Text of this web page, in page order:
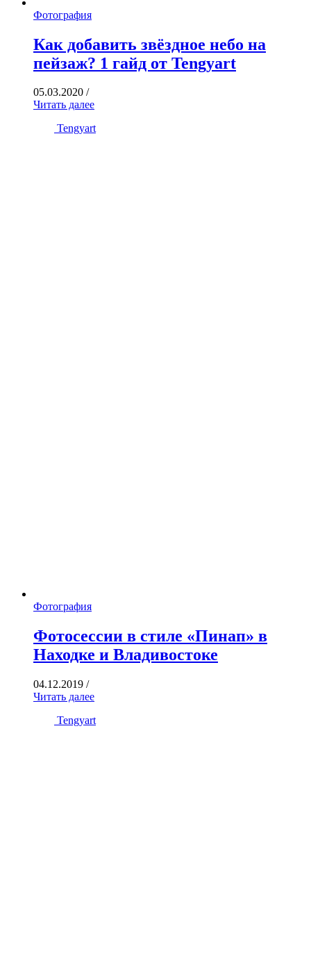
Фотография
Как добавить звёздное небо на
пейзаж? 1 гайд от Tengyart
05.03.2020 /
Читать далее
Tengyart
Фотография
Фотосессии в стиле «Пинап» в
Находке и Владивостоке
04.12.2019 /
Читать далее
Tengyart